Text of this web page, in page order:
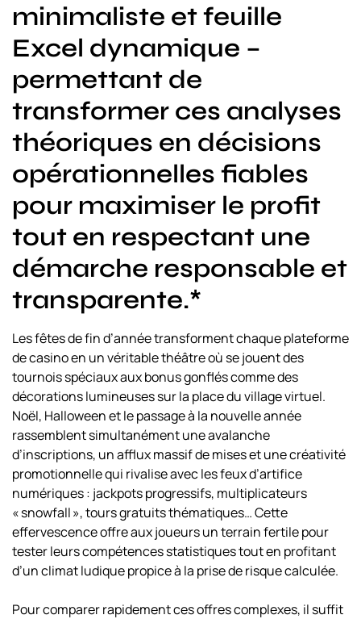
minimaliste et feuille
Excel dynamique –
permettant de
transformer ces analyses
théoriques en décisions
opérationnelles fiables
pour maximiser le profit
tout en respectant une
démarche responsable et
transparente.*
Les fêtes de fin d’année transforment chaque plateforme
de casino en un véritable théâtre où se jouent des
tournois spéciaux aux bonus gonflés comme des
décorations lumineuses sur la place du village virtuel.
Noël, Halloween et le passage à la nouvelle année
rassemblent simultanément une avalanche
d’inscriptions, un afflux massif de mises et une créativité
promotionnelle qui rivalise avec les feux d’artifice
numériques : jackpots progressifs, multiplicateurs
« snowfall », tours gratuits thématiques… Cette
effervescence offre aux joueurs un terrain fertile pour
tester leurs compétences statistiques tout en profitant
d’un climat ludique propice à la prise de risque calculée.
Pour comparer rapidement ces offres complexes, il suffit